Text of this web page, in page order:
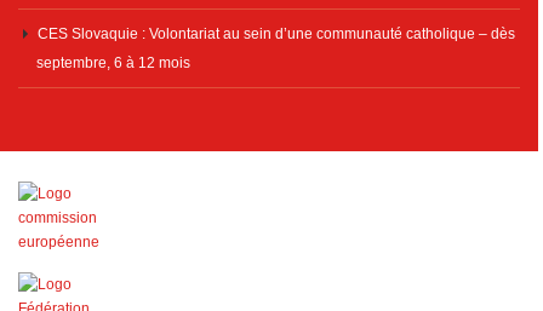
CES Slovaquie : Volontariat au sein d’une communauté catholique – dès
septembre, 6 à 12 mois